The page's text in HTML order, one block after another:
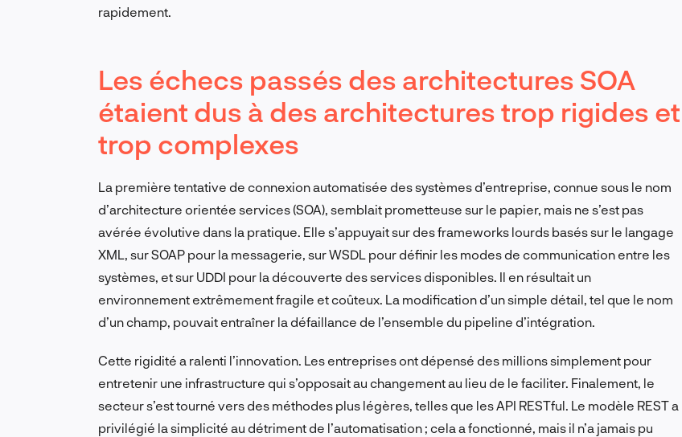
rapidement.
Les échecs passés des architectures SOA
étaient dus à des architectures trop rigides et
trop complexes
La première tentative de connexion automatisée des systèmes d’entreprise, connue sous le nom
d’architecture orientée services (SOA), semblait prometteuse sur le papier, mais ne s’est pas
avérée évolutive dans la pratique. Elle s’appuyait sur des frameworks lourds basés sur le langage
XML, sur SOAP pour la messagerie, sur WSDL pour définir les modes de communication entre les
systèmes, et sur UDDI pour la découverte des services disponibles. Il en résultait un
environnement extrêmement fragile et coûteux. La modification d’un simple détail, tel que le nom
d’un champ, pouvait entraîner la défaillance de l’ensemble du pipeline d’intégration.
Cette rigidité a ralenti l’innovation. Les entreprises ont dépensé des millions simplement pour
entretenir une infrastructure qui s’opposait au changement au lieu de le faciliter. Finalement, le
secteur s’est tourné vers des méthodes plus légères, telles que les API RESTful. Le modèle REST a
privilégié la simplicité au détriment de l’automatisation ; cela a fonctionné, mais il n’a jamais pu